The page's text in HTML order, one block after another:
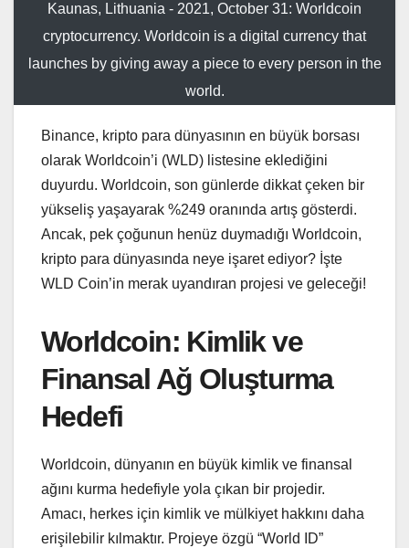
Kaunas, Lithuania - 2021, October 31: Worldcoin
cryptocurrency. Worldcoin is a digital currency that
launches by giving away a piece to every person in the
world.
Binance, kripto para dünyasının en büyük borsası
olarak Worldcoin’i (WLD) listesine eklediğini
duyurdu. Worldcoin, son günlerde dikkat çeken bir
yükseliş yaşayarak %249 oranında artış gösterdi.
Ancak, pek çoğunun henüz duymadığı Worldcoin,
kripto para dünyasında neye işaret ediyor? İşte
WLD Coin’in merak uyandıran projesi ve geleceği!
Worldcoin: Kimlik ve
Finansal Ağ Oluşturma
Hedefi
Worldcoin, dünyanın en büyük kimlik ve finansal
ağını kurma hedefiyle yola çıkan bir projedir.
Amacı, herkes için kimlik ve mülkiyet hakkını daha
erişilebilir kılmaktır. Projeye özgü “World ID”